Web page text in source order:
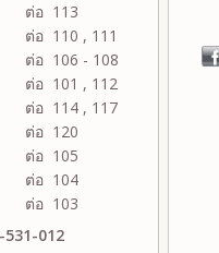
ต่อ 113
ต่อ 110 , 111
ต่อ 106 - 108
ต่อ 101 , 112
ต่อ 114 , 117
ต่อ 120
ต่อ 105
ต่อ 104
ต่อ 103
531-012